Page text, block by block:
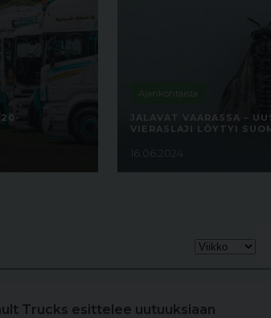
20-
Ajankohtaista
JALAVAT VAARASSA –
VIERASLAJI LÖYTYI
16.06.2024
Trucks esittelee uutuuksiaan